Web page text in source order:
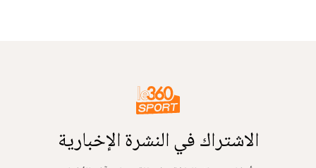
الاشتراك في النشرة الإخبارية